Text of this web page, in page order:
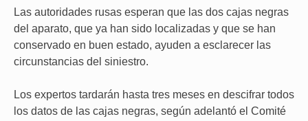
Las autoridades rusas esperan que las dos cajas negras
del aparato, que ya han sido localizadas y que se han
conservado en buen estado, ayuden a esclarecer las
circunstancias del siniestro.
Los expertos tardarán hasta tres meses en descifrar todos
los datos de las cajas negras, según adelantó el Comité